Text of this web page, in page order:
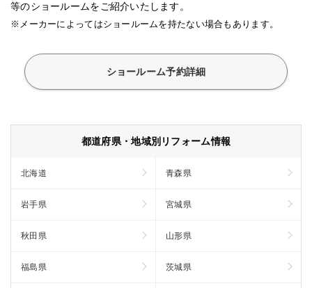
等のショールームをご紹介いたします。
※メーカーによってはショールームを持たない場合もあります。
ショールーム予約詳細
都道府県・地域別リフォーム情報
北海道 青森県
岩手県 宮城県
秋田県 山形県
福島県 茨城県